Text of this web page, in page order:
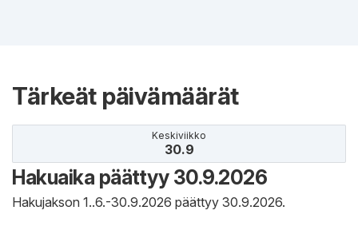
Tärkeät päivämäärät
Keskiviikko
30.9
Hakuaika päättyy 30.9.2026
Hakujakson 1..6.-30.9.2026 päättyy 30.9.2026.